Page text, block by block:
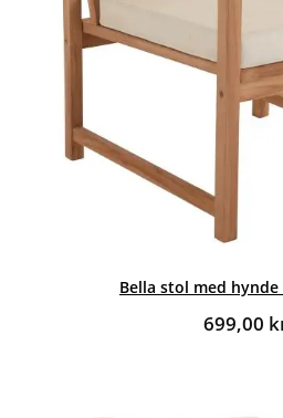
Bella stol med hynde
699,00